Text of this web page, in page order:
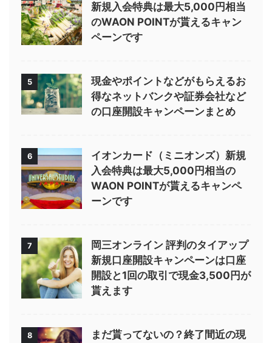
新規入会特典は最大5,000円相当
のWAON POINTが貰えるキャン
ペーンです
5
現金やポイントなどがもらえるお
得なネットバンクや証券会社など
の口座開設キャンペーンまとめ
6
イオンカード（ミニオンズ）新規
入会特典は最大5,000円相当の
WAON POINTが貰えるキャンペ
ーンです
7
岡三オンライン 評判のタイアップ
新規口座開設キャンペーンは口座
開設と1回の取引で現金3,500円が
貰えます
8
まだ貰ってないの？終了間近の現